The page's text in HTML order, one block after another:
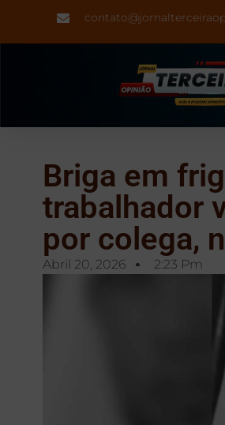
Briga em
trabalhador
por colega,
Abril 20, 2026 2:23 Pm